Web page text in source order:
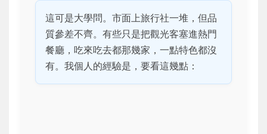
這可是大學問。市面上旅行社一堆，但品
質參差不齊。有些只是把觀光客塞進熱門
餐廳，吃來吃去都那幾家，一點特色都沒
有。我個人的經驗是，要看這幾點：